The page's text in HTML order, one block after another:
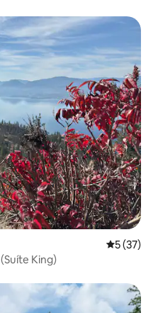
hóspedes
5 de uma
5 (37)
King)